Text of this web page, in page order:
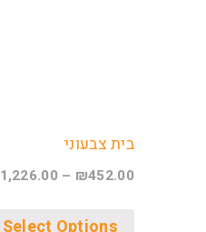
בית צבעוני
₪452.00
–
1,226.00